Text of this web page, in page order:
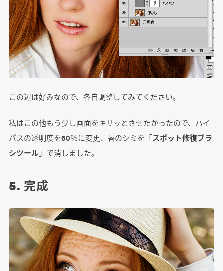
この辺は好みなので、各自調整してみてください。
私はこの他もう少し画面をキリッとさせたかったので、ハイ
パスの透明度を60％に変更、唇のシミを「スポット修復ブラ
シツール」で消しました。
5. 完成